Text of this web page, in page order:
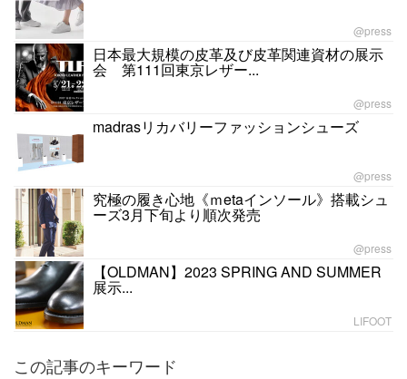
@press
日本最大規模の皮革及び皮革関連資材の展示
会 第111回東京レザー...
@press
madrasリカバリーファッションシューズ
@press
究極の履き心地《ｍetaインソール》搭載シュ
ーズ3月下旬より順次発売
@press
【OLDMAN】2023 SPRING AND SUMMER
展示...
LIFOOT
この記事のキーワード